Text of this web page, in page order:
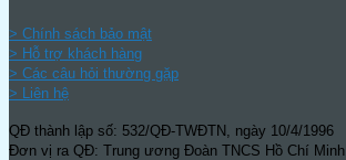
> Chính sách bảo mật
> Hỗ trợ khách hàng
> Các câu hỏi thường gặp
> Liên hệ
QĐ thành lập số: 532/QĐ-TWĐTN, ngày 10/4/1996
Đơn vị ra QĐ: Trung ương Đoàn TNCS Hồ Chí Minh